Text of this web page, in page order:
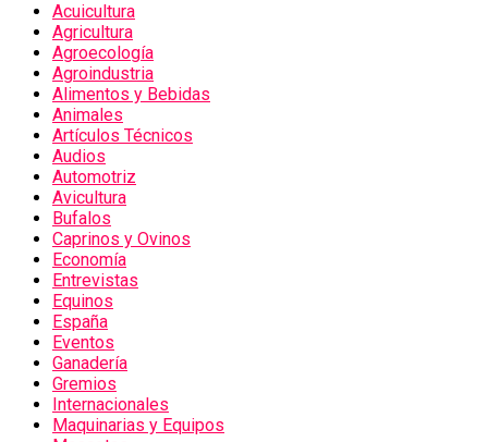
Acuicultura
Agricultura
Agroecología
Agroindustria
Alimentos y Bebidas
Animales
Artículos Técnicos
Audios
Automotriz
Avicultura
Bufalos
Caprinos y Ovinos
Economía
Entrevistas
Equinos
España
Eventos
Ganadería
Gremios
Internacionales
Maquinarias y Equipos